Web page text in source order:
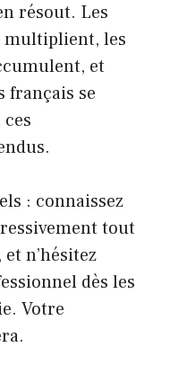
résout. Les
multiplient, les
et
français se
: connaissez
tout
n’hésitez
dès les
Votre